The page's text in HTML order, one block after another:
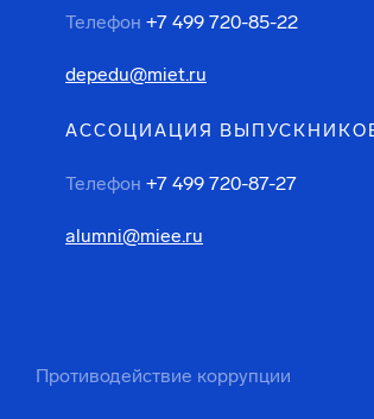
Телефон +7 499 720-85-22
depedu@miet.ru
АССОЦИАЦИЯ
Телефон +7 499 720-87-27
alumni@miee.ru
Противодействие коррупции